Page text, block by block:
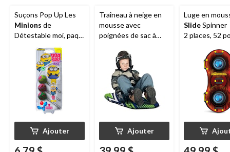
Suçons Pop Up Les
Minions de
Détestable moi, paq.
Ajouter
Traîneau à neige en
mousse avec
poignées de sac à
Ajouter
Luge en
SlideSpinner
2 places, 52